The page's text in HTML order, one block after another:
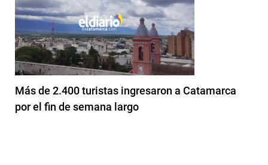
Más de 2.400 turistas ingresaron a Catamarca
por el fin de semana largo